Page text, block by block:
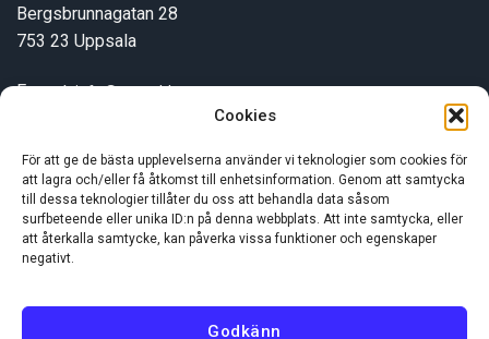
Cookies
För att ge de bästa upplevelserna använder vi teknologier som cookies för
att lagra och/eller få åtkomst till enhetsinformation. Genom att samtycka
till dessa teknologier tillåter du oss att behandla data såsom
surfbeteende eller unika ID:n på denna webbplats. Att inte samtycka, eller
att återkalla samtycke, kan påverka vissa funktioner och egenskaper
negativt.
Godkänn
Bergsbrunnagatan 28
753 23 Uppsala
E-post:info@aamobler.se
INFORMATION
Om oss